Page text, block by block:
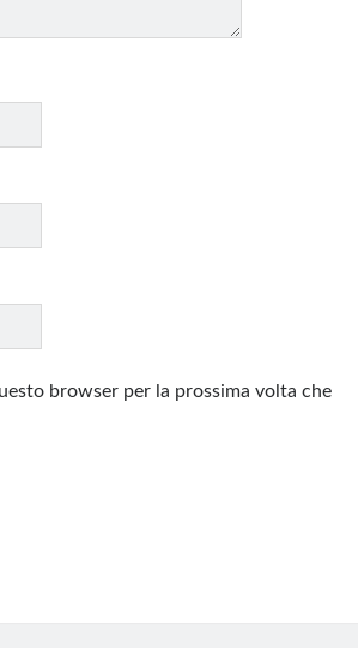
browser per la prossima volta che